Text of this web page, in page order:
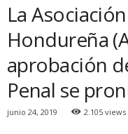
La
Hondureña
aprobación
Penal se
junio 24, 2019 2.105 views